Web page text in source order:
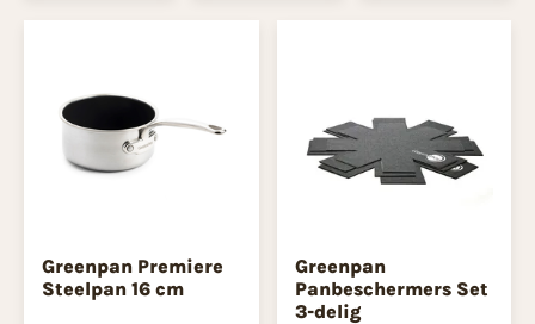
Greenpan Premiere
Steelpan 16 cm
Greenpan
Panbeschermers Set
3-delig